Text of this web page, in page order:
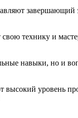
завершающий
технику и
навыки, но и
уровень